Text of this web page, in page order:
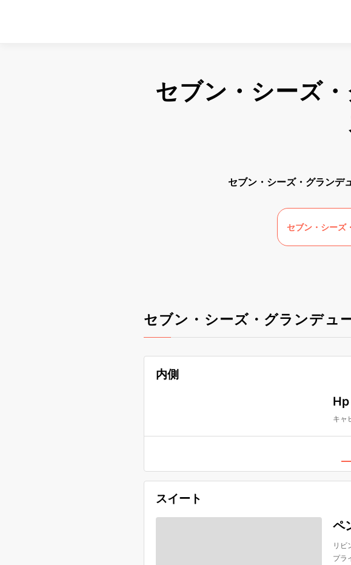
セブン・シーズ
セブン・シーズ・グランデ
セブン・シーズ
セブン・シーズ・グランデュ
内側
キャ
スイート
ペ
リビ
プラ